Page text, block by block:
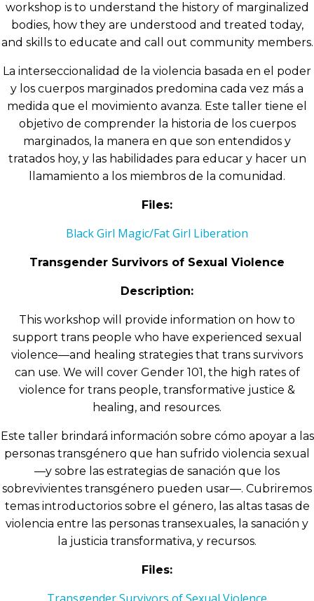
workshop is to understand the history of marginalized
bodies, how they are understood and treated today,
and skills to educate and call out community members.
La interseccionalidad de la violencia basada en el poder
y los cuerpos marginados predomina cada vez más a
medida que el movimiento avanza. Este taller tiene el
objetivo de comprender la historia de los cuerpos
marginados, la manera en que son entendidos y
tratados hoy, y las habilidades para educar y hacer un
llamamiento a los miembros de la comunidad.
Files:
Black Girl Magic/Fat Girl Liberation
Transgender Survivors of Sexual Violence
Description:
This workshop will provide information on how to
support trans people who have experienced sexual
violence—and healing strategies that trans survivors
can use. We will cover Gender 101, the high rates of
violence for trans people, transformative justice &
healing, and resources.
Este taller brindará información sobre cómo apoyar a las
personas transgénero que han sufrido violencia sexual
—y sobre las estrategias de sanación que los
sobrevivientes transgénero pueden usar—. Cubriremos
temas introductorios sobre el género, las altas tasas de
violencia entre las personas transexuales, la sanación y
la justicia transformativa, y recursos.
Files: